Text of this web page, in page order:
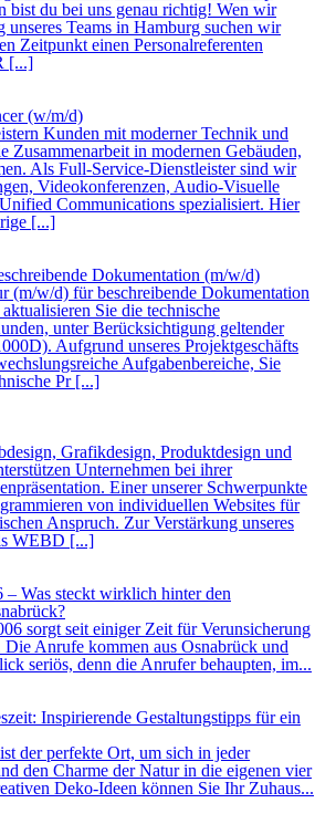
bist du bei uns genau richtig! Wen wir
unseres Teams in Hamburg suchen wir
Zeitpunkt einen Personalreferenten
[...]
(w/m/d)
Kunden mit moderner Technik und
Zusammenarbeit in modernen Gebäuden,
Als Full-Service-Dienstleister sind wir
Videokonferenzen, Audio-Visuelle
Communications spezialisiert. Hier
[...]
Dokumentation (m/w/d)
(m/w/d) für beschreibende Dokumentation
Sie die technische
unter Berücksichtigung geltender
Aufgrund unseres Projektgeschäfts
Aufgabenbereiche, Sie
Pr [...]
Grafikdesign, Produktdesign und
Unternehmen bei ihrer
Einer unserer Schwerpunkte
von individuellen Websites für
Anspruch. Zur Verstärkung unseres
WEBD [...]
Was steckt wirklich hinter den
sorgt seit einiger Zeit für Verunsicherung
Anrufe kommen aus Osnabrück und
seriös, denn die Anrufer behaupten, im...
Inspirierende Gestaltungstipps für ein
der perfekte Ort, um sich in jeder
den Charme der Natur in die eigenen vier
Deko-Ideen können Sie Ihr Zuhaus...